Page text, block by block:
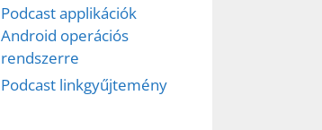
Podcast applikációk
Android operációs
rendszerre
Podcast linkgyűjtemény